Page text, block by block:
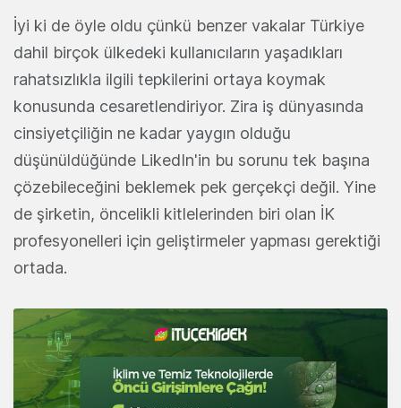
İyi ki de öyle oldu çünkü benzer vakalar Türkiye
dahil birçok ülkedeki kullanıcıların yaşadıkları
rahatsızlıkla ilgili tepkilerini ortaya koymak
konusunda cesaretlendiriyor. Zira iş dünyasında
cinsiyetçiliğin ne kadar yaygın olduğu
düşünüldüğünde LikedIn'in bu sorunu tek başına
çözebileceğini beklemek pek gerçekçi değil. Yine
de şirketin, öncelikli kitlelerinden biri olan İK
profesyonelleri için geliştirmeler yapması gerektiği
ortada.